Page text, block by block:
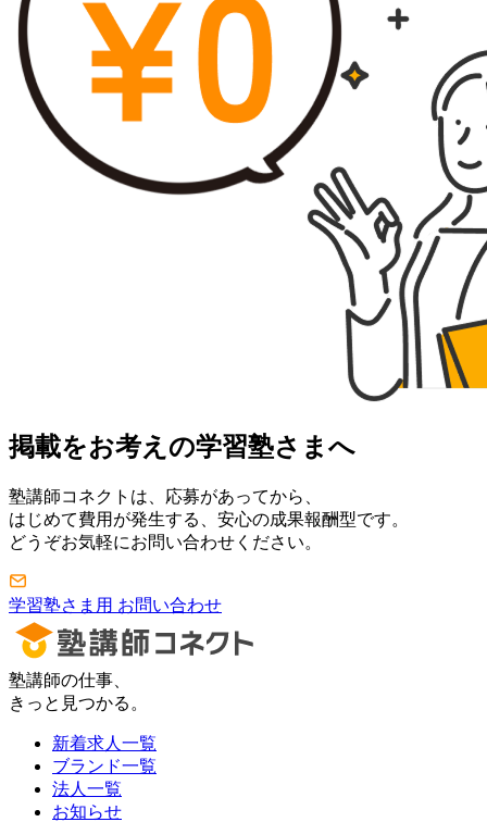
掲載をお考えの学習塾さまへ
塾講師コネクトは、応募があってから、
はじめて費用が発生する、安心の成果報酬型です。
どうぞお気軽にお問い合わせください。
学習塾さま用 お問い合わせ
塾講師の仕事、
きっと見つかる。
新着求人一覧
ブランド一覧
法人一覧
お知らせ